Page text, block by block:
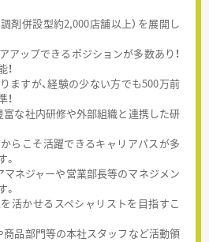
剤併設型約2,000店舗以上）を展開し
ップできるポジションが多数あり！
ますが、経験の少ない方でも500万前
な社内研修や外部組織と連携した研
らこそ活躍できるキャリアパスが多
ネジャーや営業部長等のマネジメン
活かせるスペシャリストを目指すこ
品部門等の本社スタッフなど活動領